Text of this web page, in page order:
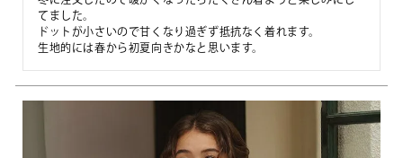
てました。
ドットが小さいので甘くなり過ぎず抵抗なく着れます。
生地的には春から初夏向きかなと思います。